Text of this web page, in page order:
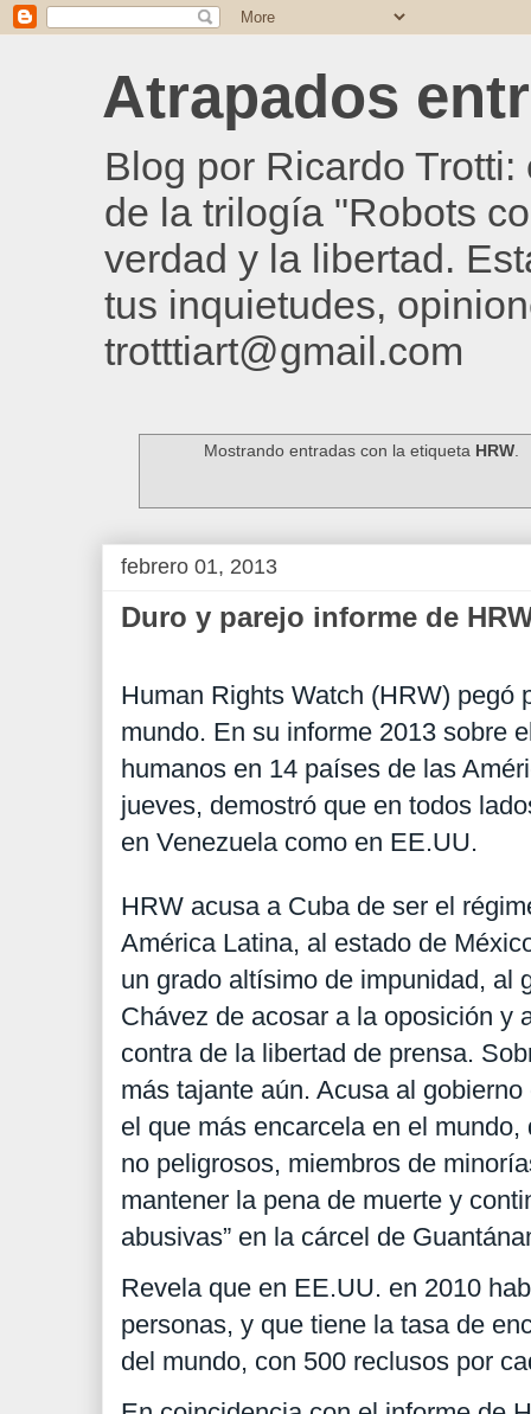
Atrapados
Blog por Ricardo
de la trilogía "Robots
verdad y la libertad.
tus inquietudes,
trotttiart@gmail.com
Mostrando entradas con la etiqueta HRW.
febrero 01, 2013
Duro y parejo informe de
Human Rights Watch (HRW) pegó
mundo. En su informe 2013 sobre
humanos en 14 países de las
jueves, demostró que en todos
en Venezuela como en EE.UU.
HRW acusa a Cuba de ser el
América Latina, al estado de
un grado altísimo de impunidad, al
Chávez de acosar a la oposición y
contra de la libertad de prensa.
más tajante aún. Acusa al
el que más encarcela en el
no peligrosos, miembros de
mantener la pena de muerte y
abusivas” en la cárcel de
Revela que en EE.UU. en 2010
personas, y que tiene la tasa de
del mundo, con 500 reclusos por